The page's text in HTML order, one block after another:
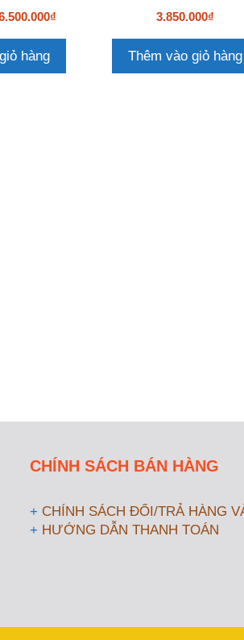
là:
7.000.000₫.
₫Giá
hàng
0
n
à
3.850.000₫
Thêm vào giỏ hàng
CHÍNH SÁCH BÁN HÀNG
+ CHÍNH SÁCH ĐỔI/TRẢ HÀNG
+ HƯỚNG DẪN THANH TOÁN